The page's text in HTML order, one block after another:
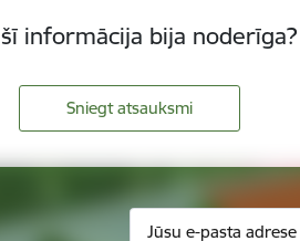
informācija bija noderīga?
Sniegt atsauksmi